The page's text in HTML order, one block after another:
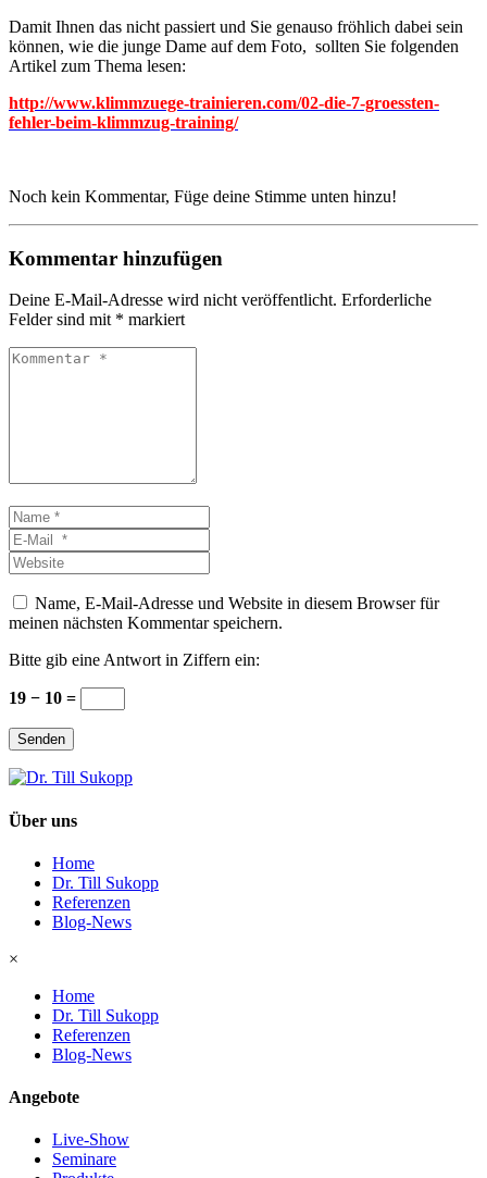
Damit Ihnen das nicht passiert und Sie genauso fröhlich dabei sein
können, wie die junge Dame auf dem Foto, sollten Sie folgenden
Artikel zum Thema lesen:
http://www.klimmzuege-trainieren.com/02-die-7-groessten-
fehler-beim-klimmzug-training/
Noch kein Kommentar, Füge deine Stimme unten hinzu!
Kommentar hinzufügen
Deine E-Mail-Adresse wird nicht veröffentlicht. Erforderliche
Felder sind mit * markiert
Kommentar
Name
*E-
Mail
*
Website
Name, E-Mail-Adresse und Website in diesem Browser für
meinen nächsten Kommentar speichern.
Bitte gib eine Antwort in Ziffern ein:
19 − 10 =
Senden
Über uns
Home
Dr. Till Sukopp
Referenzen
Blog-News
×
Home
Dr. Till Sukopp
Referenzen
Blog-News
Angebote
Live-Show
Seminare